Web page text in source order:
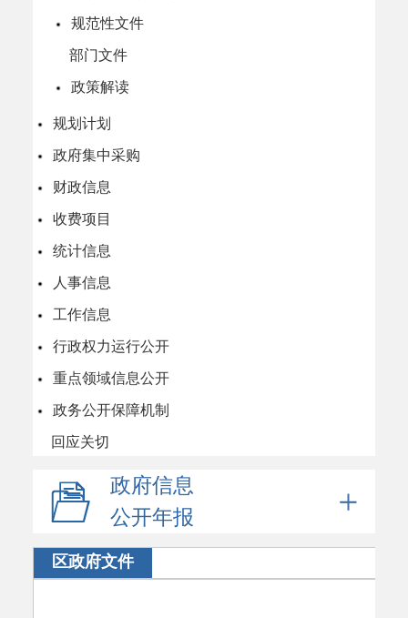
规范性文件
部门文件
政策解读
规划计划
政府集中采购
财政信息
收费项目
统计信息
人事信息
工作信息
行政权力运行公开
重点领域信息公开
政务公开保障机制
回应关切
政府信息
公开年报